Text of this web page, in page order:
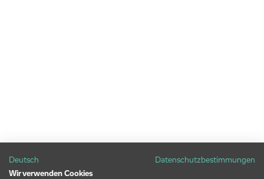
Deutsch
Datenschutzbestimmungen
Wir verwenden Cookies